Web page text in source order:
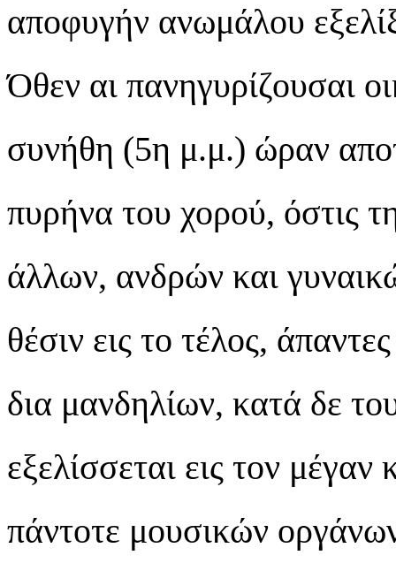
αποφυγήν ανωμάλου
Όθεν αι πανηγυρίζουσαι
συνήθη (5η μ.μ.) ώραν
πυρήνα του χορού, όστις
άλλων, ανδρών και
θέσιν εις το τέλος,
δια μανδηλίων, κατά δε
εξελίσσεται εις τον
πάντοτε μουσικών